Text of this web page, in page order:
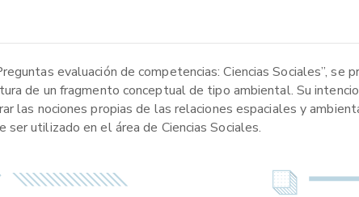
evaluación de competencias: Ciencias Sociales”, se
de un fragmento conceptual de tipo ambiental. Su
las nociones propias de las relaciones espaciales y
utilizado en el área de Ciencias Sociales.